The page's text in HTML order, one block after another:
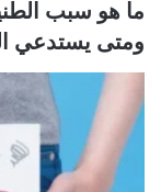
ما هو سبب
ومتى يستدعي